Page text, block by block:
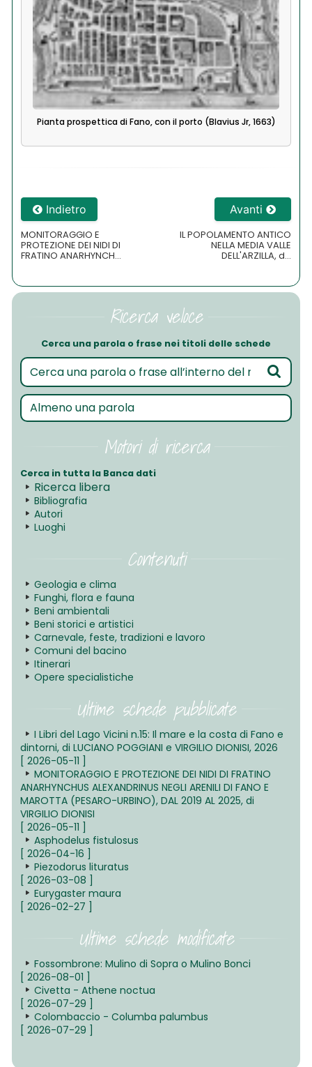
Ricerca veloce
Cerca una parola o frase nei titoli delle schede
Motori di ricerca
Cerca in tutta la Banca dati
Ricerca libera
Bibliografia
Autori
Luoghi
Contenuti
Geologia e clima
Funghi, flora e fauna
Beni ambientali
Beni storici e artistici
Carnevale, feste, tradizioni e lavoro
Comuni del bacino
Itinerari
Opere specialistiche
Ultime schede pubblicate
I Libri del Lago Vicini n.15: Il mare e la costa di Fano e
dintorni, di LUCIANO POGGIANI e VIRGILIO DIONISI, 2026
[ 2026-05-11 ]
MONITORAGGIO E PROTEZIONE DEI NIDI DI FRATINO
ANARHYNCHUS ALEXANDRINUS NEGLI ARENILI DI FANO E
MAROTTA (PESARO-URBINO), DAL 2019 AL 2025, di
VIRGILIO DIONISI
[ 2026-05-11 ]
Asphodelus fistulosus
[ 2026-04-16 ]
Piezodorus lituratus
[ 2026-03-08 ]
Eurygaster maura
[ 2026-02-27 ]
Ultime schede modificate
Fossombrone: Mulino di Sopra o Mulino Bonci
[ 2026-08-01 ]
Civetta - Athene noctua
[ 2026-07-29 ]
Colombaccio - Columba palumbus
[ 2026-07-29 ]
Pianta prospettica di Fano, con il porto (Blavius Jr, 1663)
Indietro
MONITORAGGIO E
PROTEZIONE DEI NIDI DI
FRATINO ANARHYNCH...
Avanti
IL POPOLAMENTO ANTICO
NELLA MEDIA VALLE
DELL'ARZILLA, d...